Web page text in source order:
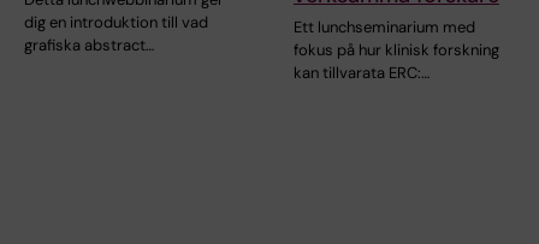
dig en introduktion till vad
grafiska abstract…
Ett lunchseminarium med
fokus på hur klinisk forskning
kan tillvarata ERC:…